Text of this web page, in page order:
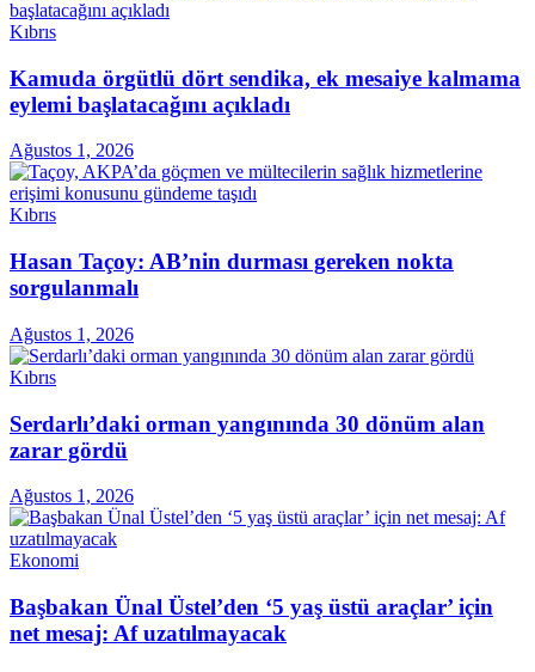
Kıbrıs
Kamuda örgütlü dört sendika, ek mesaiye kalmama
eylemi başlatacağını açıkladı
Ağustos 1, 2026
Kıbrıs
Hasan Taçoy: AB’nin durması gereken nokta
sorgulanmalı
Ağustos 1, 2026
Kıbrıs
Serdarlı’daki orman yangınında 30 dönüm alan
zarar gördü
Ağustos 1, 2026
Ekonomi
Başbakan Ünal Üstel’den ‘5 yaş üstü araçlar’ için
net mesaj: Af uzatılmayacak